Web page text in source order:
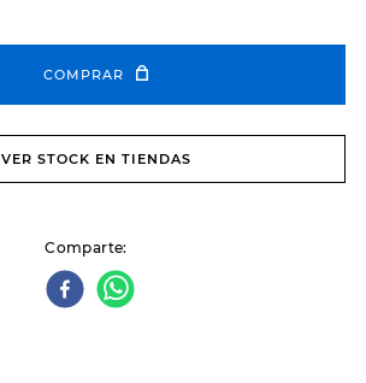
COMPRAR
VER STOCK EN TIENDAS
Comparte